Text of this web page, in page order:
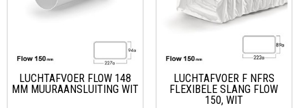
LUCHTAFVOER FLOW 148
MM MUURAANSLUITING WIT
LUCHTAFVOER F NFRS
FLEXIBELE SLANG FLOW
150, WIT